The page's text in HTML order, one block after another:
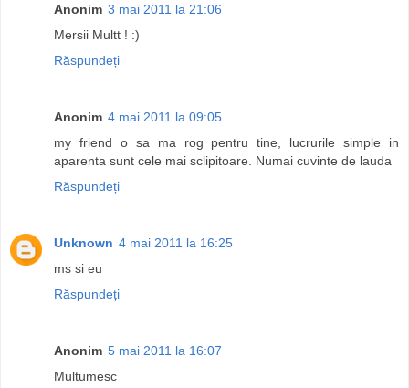
Anonim 3 mai 2011 la 21:06
Mersii Multt ! :)
Răspundeți
Anonim 4 mai 2011 la 09:05
my friend o sa ma rog pentru tine, lucrurile simple in
aparenta sunt cele mai sclipitoare. Numai cuvinte de lauda
Răspundeți
Unknown 4 mai 2011 la 16:25
ms si eu
Răspundeți
Anonim 5 mai 2011 la 16:07
Multumesc